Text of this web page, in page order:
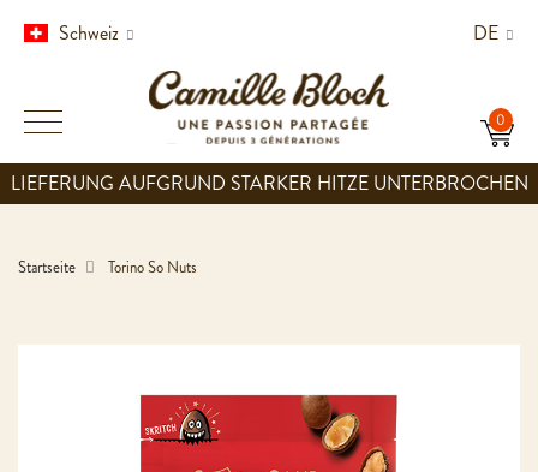
DE
Schweiz
LIEFERUNG AUFGRUND STARKER HITZE UNTERBROCHEN
Startseite Torino So Nuts